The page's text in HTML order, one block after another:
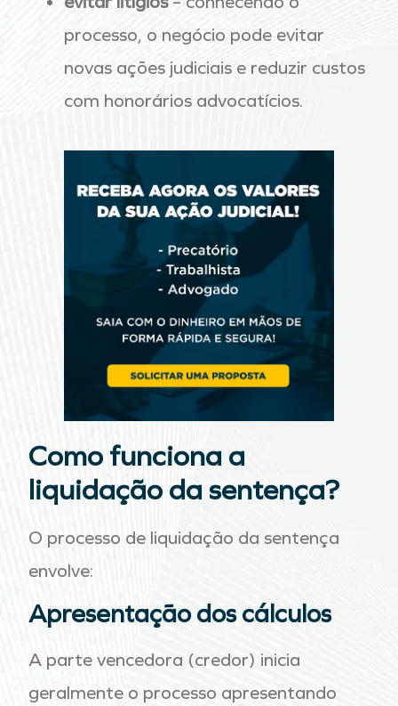
processo, o negócio pode evitar
novas ações judiciais e reduzir custos
com honorários advocatícios.
Como funciona a
liquidação da sentença?
O processo de liquidação da sentença
envolve:
Apresentação dos cálculos
A parte vencedora (credor) inicia
geralmente o processo apresentando